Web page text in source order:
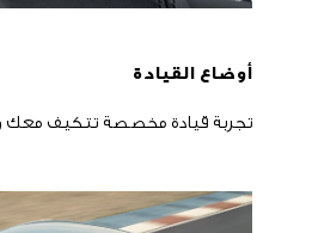
أوضاع القيادة
تجربة قيادة مخصصة تتكيف معك